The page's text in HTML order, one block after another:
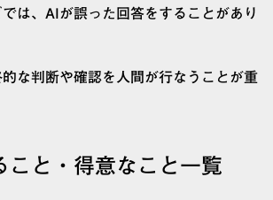
では、AIが誤った回答をすることがあり
な判断や確認を人間が行なうことが重
こと・得意なこと一覧